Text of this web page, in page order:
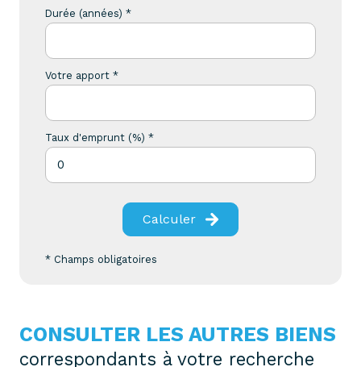
Durée (années) *
Votre apport *
Taux d'emprunt (%) *
Calculer
* Champs obligatoires
CONSULTER LES AUTRES BIENS
correspondants à votre recherche